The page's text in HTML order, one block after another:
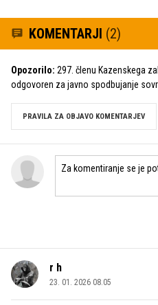
KOMENTARJI (2)
Opozorilo: 297. členu Kazenskega
odgovoren za javno spodbujanje
PRAVILA ZA OBJAVO KOMENTARJEV
r h
23. 01. 2026 08.05